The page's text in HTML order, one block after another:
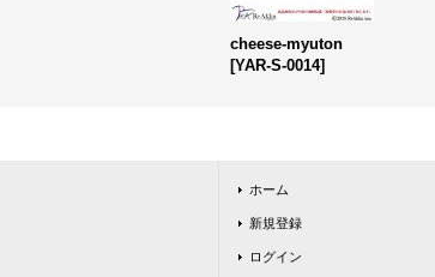
cheese-myuton
[YAR-S-0014]
ホーム
新規登録
ログイン